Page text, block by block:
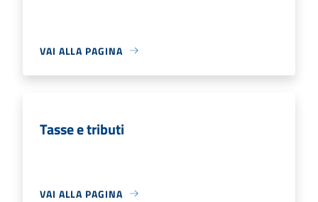
VAI ALLA PAGINA
Tasse e tributi
VAI ALLA PAGINA